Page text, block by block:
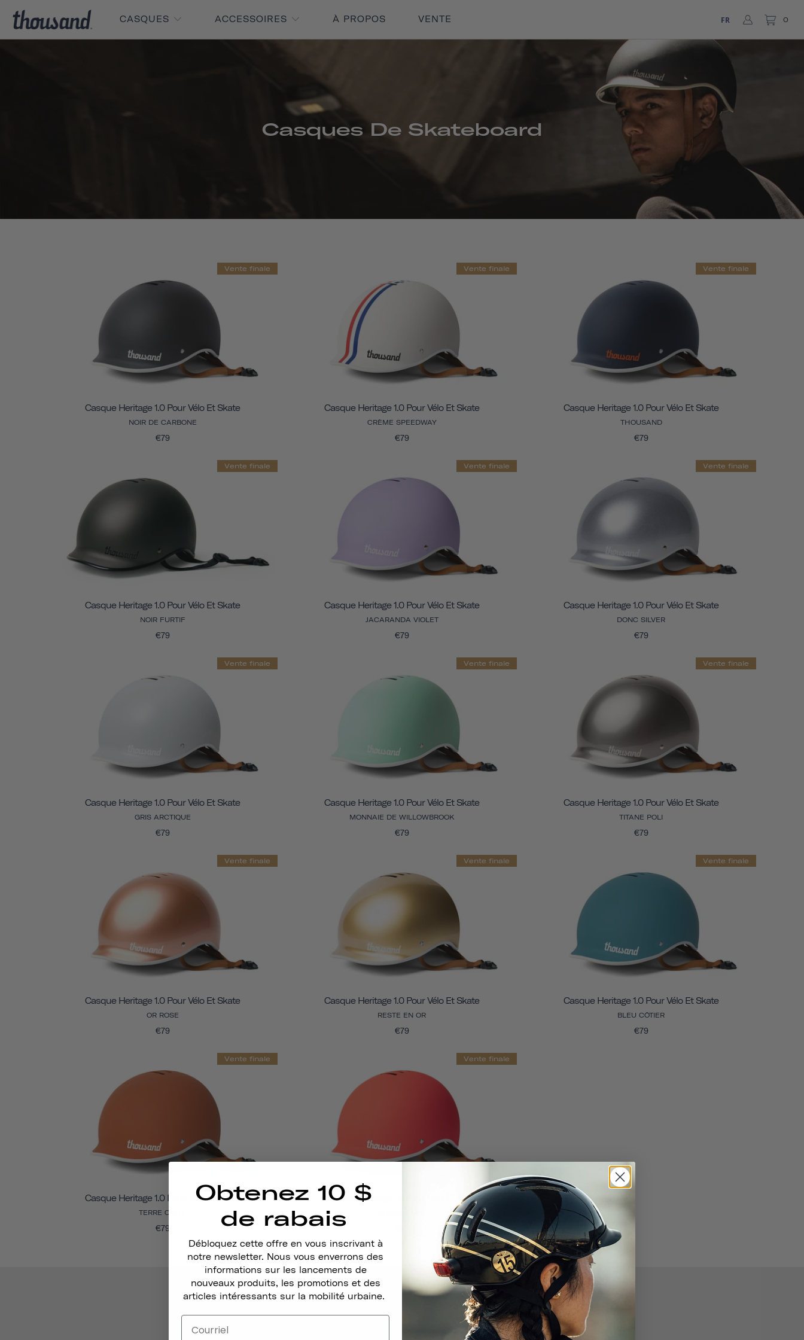
CASQUES ACCESSOIRES À PROPOS VENTE FR 0
Casques De Skateboard
Vente finale
Casque Heritage 1.0 Pour Vélo Et Skate
NOIR DE CARBONE
€79
Vente finale
Casque Heritage 1.0 Pour Vélo Et Skate
CRÈME SPEEDWAY
€79
Vente finale
Casque Heritage 1.0 Pour Vélo Et Skate
THOUSAND
€79
Vente finale
Casque Heritage 1.0 Pour Vélo Et Skate
NOIR FURTIF
€79
Vente finale
Casque Heritage 1.0 Pour Vélo Et Skate
JACARANDA VIOLET
€79
Vente finale
Casque Heritage 1.0 Pour Vélo Et Skate
DONC SILVER
€79
Vente finale
Casque Heritage 1.0 Pour Vélo Et Skate
GRIS ARCTIQUE
€79
Vente finale
Casque Heritage 1.0 Pour Vélo Et Skate
MONNAIE DE WILLOWBROOK
€79
Vente finale
Casque Heritage 1.0 Pour Vélo Et Skate
TITANE POLI
€79
Vente finale
Casque Heritage 1.0 Pour Vélo Et Skate
OR ROSE
€79
Vente finale
Casque Heritage 1.0 Pour Vélo Et Skate
RESTE EN OR
€79
Vente finale
Casque Heritage 1.0 Pour Vélo Et Skate
BLEU CÔTIER
€79
Vente finale
Casque Heritage 1.0 Pour Vélo Et Skate
TERRE CUITE
€79
Vente finale
Casque Heritage 1.0 Pour Vélo Et Skate
Obtenez 10 $
de rabais
Débloquez cette offre en vous inscrivant à
notre newsletter. Nous vous enverrons des
informations sur les lancements de
nouveaux produits, les promotions et des
articles intéressants sur la mobilité urbaine.